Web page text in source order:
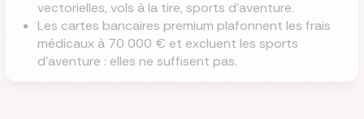
vectorielles, vols à la tire, sports d'aventure.
Les cartes bancaires premium plafonnent les frais
médicaux à 70 000 € et excluent les sports
d'aventure : elles ne suffisent pas.